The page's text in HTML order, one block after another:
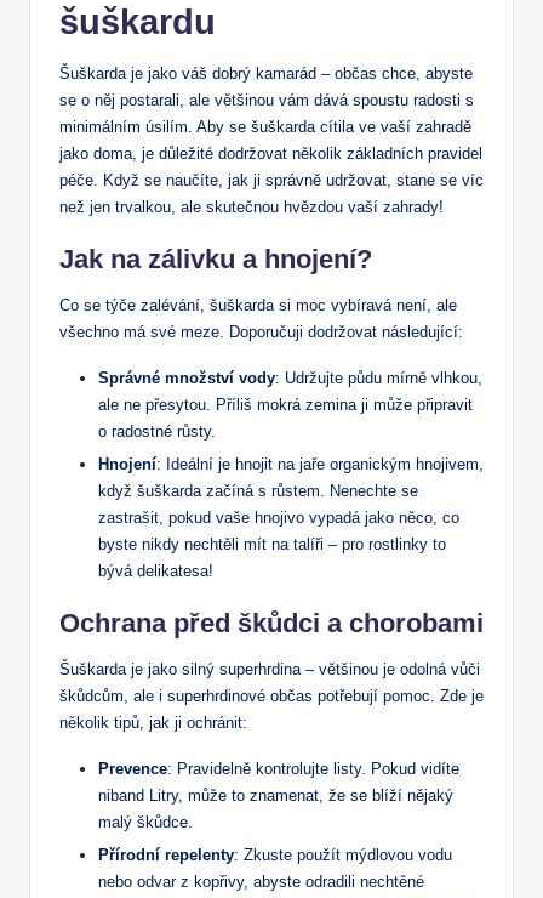
šuškardu
Šuškarda je jako váš dobrý kamarád – občas chce, abyste
se o něj postarali, ale většinou vám dává spoustu radosti s
minimálním úsilím. Aby se šuškarda cítila ve vaší zahradě
jako doma, je důležité dodržovat několik základních pravidel
péče. Když se naučíte, jak ji správně udržovat, stane se víc
než jen trvalkou, ale skutečnou hvězdou vaší zahrady!
Jak na zálivku a hnojení?
Co se týče zalévání, šuškarda si moc vybíravá není, ale
všechno má své meze. Doporučuji dodržovat následující:
Správné množství vody: Udržujte půdu mírně vlhkou,
ale ne přesytou. Příliš mokrá zemina ji může připravit
o radostné růsty.
Hnojení: Ideální je hnojit na jaře organickým hnojivem,
když šuškarda začíná s růstem. Nenechte se
zastrašit, pokud vaše hnojivo vypadá jako něco, co
byste nikdy nechtěli mít na talíři – pro rostlinky to
bývá delikatesa!
Ochrana před škůdci a chorobami
Šuškarda je jako silný superhrdina – většinou je odolná vůči
škůdcům, ale i superhrdinové občas potřebují pomoc. Zde je
několik tipů, jak ji ochránit:
Prevence: Pravidelně kontrolujte listy. Pokud vidíte
niband Litry, může to znamenat, že se blíží nějaký
malý škůdce.
Přírodní repelenty: Zkuste použít mýdlovou vodu
nebo odvar z kopřivy, abyste odradili nechtěné